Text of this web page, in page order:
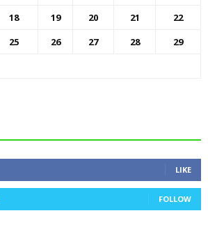
18 19 20 21
22
25 26 27 28
29
LIKE
FOLLOW